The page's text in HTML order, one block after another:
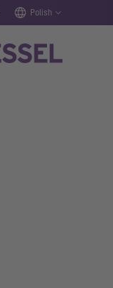
Polish